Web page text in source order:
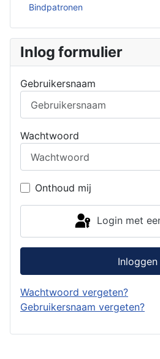
Bindpatronen
Inlog formulier
Gebruikersnaam
Wachtwoord
Onthoud mij
Login met
Inloggen
Wachtwoord vergeten?
Gebruikersnaam vergeten?